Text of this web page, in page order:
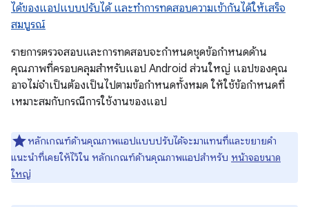
ได้ของแอปแบบปรับได้ และทำการทดสอบความเข้ากันได้ให้เสร็จ
สมบูรณ์
รายการตรวจสอบและการทดสอบจะกำหนดชุดข้อกำหนดด้าน
คุณภาพที่ครอบคลุมสำหรับแอป Android ส่วนใหญ่ แอปของคุณ
อาจไม่จำเป็นต้องเป็นไปตามข้อกำหนดทั้งหมด ให้ใช้ข้อกำหนดที่
เหมาะสมกับกรณีการใช้งานของแอป
หลักเกณฑ์ด้านคุณภาพแอปแบบปรับได้จะมาแทนที่และขยายคำ
แนะนำที่เคยให้ไว้ใน หลักเกณฑ์ด้านคุณภาพแอปสำหรับ หน้าจอขนาด
ใหญ่